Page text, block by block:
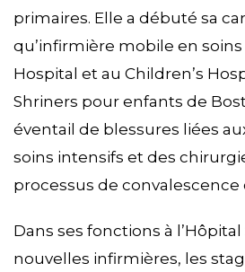
primaires. Elle a débuté sa
qu’infirmière mobile en soins
Hospital et au Children’s
Shriners pour enfants de
éventail de blessures liées
soins intensifs et des
processus de
Dans ses fonctions à
nouvelles infirmières, les